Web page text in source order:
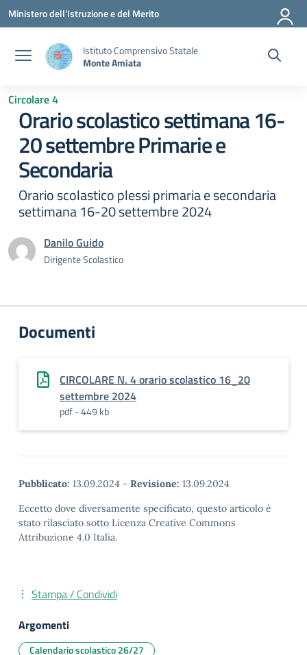
Vai ai contenuti
Vai al menu di navigazione
Vai al footer
Ministero dell'Istruzione e del Merito
Istituto Comprensivo Statale
Monte Amiata
Circolare 4
Orario scolastico settimana 16-
20 settembre Primarie e
Secondaria
Orario scolastico plessi primaria e secondaria
settimana 16-20 settembre 2024
Danilo Guido
Dirigente Scolastico
Documenti
CIRCOLARE N. 4 orario scolastico 16_20
settembre 2024
pdf - 449 kb
Pubblicato: 13.09.2024 - Revisione: 13.09.2024
Eccetto dove diversamente specificato, questo articolo è
stato rilasciato sotto Licenza Creative Commons
Attribuzione 4.0 Italia.
Stampa / Condividi
Argomenti
Calendario scolastico 26/27